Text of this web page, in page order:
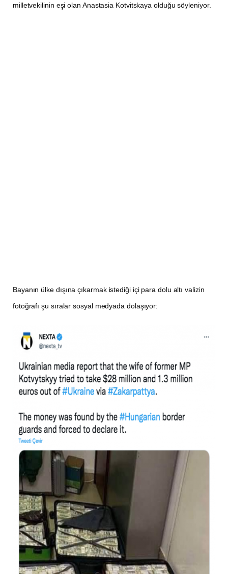
milletvekilinin eşi olan Anastasia Kotvitskaya olduğu söyleniyor.
Bayanın ülke dışına çıkarmak istediği içi para dolu altı valizin
fotoğrafı şu sıralar sosyal medyada dolaşıyor: